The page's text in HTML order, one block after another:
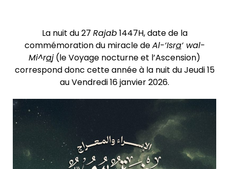
La nuit du 27 Rajab1447H, date de la
commémoration du miracle deAl-‘Isra‘ wal-
Mi^raj (le Voyage nocturne et l’Ascension)
correspond donc cette année à la nuit du Jeudi 15
au Vendredi 16 janvier 2026.